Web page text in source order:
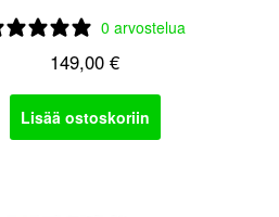
0 arvostelua
149,00€
Lisää ostoskoriin